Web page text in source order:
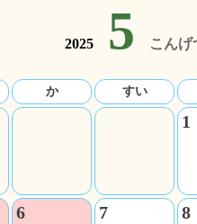
2025 5 こんげ
か すい
1
6 7 8